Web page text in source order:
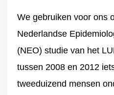
We gebruiken voor ons
Nederlandse
(NEO) studie van het
tussen 2008 en 2012
tweeduizend mensen